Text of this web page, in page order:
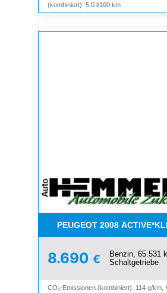
(kombiniert): 5,0 l/100 km
PEUGEOT 2008
8.690 €
Benzin, 65.531
Schaltgetriebe
CO₂-Emissionen (kombiniert): 114 g/km,